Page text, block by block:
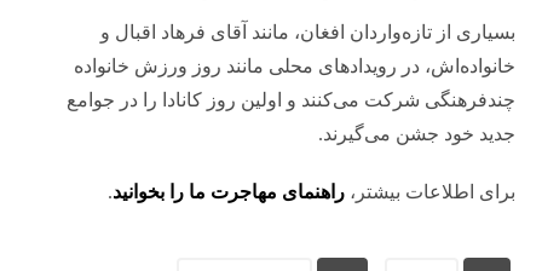
بسیاری از تازه‌واردان افغان، مانند آقای فرهاد اقبال و
خانواده‌اش، در رویدادهای محلی مانند روز ورزش خانواده
چندفرهنگی شرکت می‌کنند و اولین روز کانادا را در جوامع
جدید خود جشن می‌گیرند.
برای اطلاعات بیشتر،راهنمای مهاجرت ما را بخوانید.